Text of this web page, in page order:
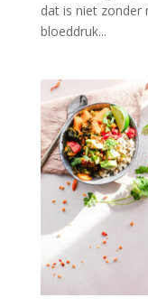
dat is niet zonder
bloeddruk...